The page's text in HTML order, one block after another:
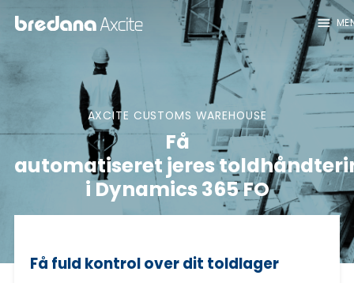
menu
AXCITE CUSTOMS WAREHOUSE
Få
automatiseret jeres
i Dynamics 365 FO
Få fuld kontrol over dit toldlager